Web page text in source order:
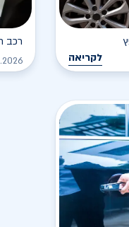
לקריאה
רכב